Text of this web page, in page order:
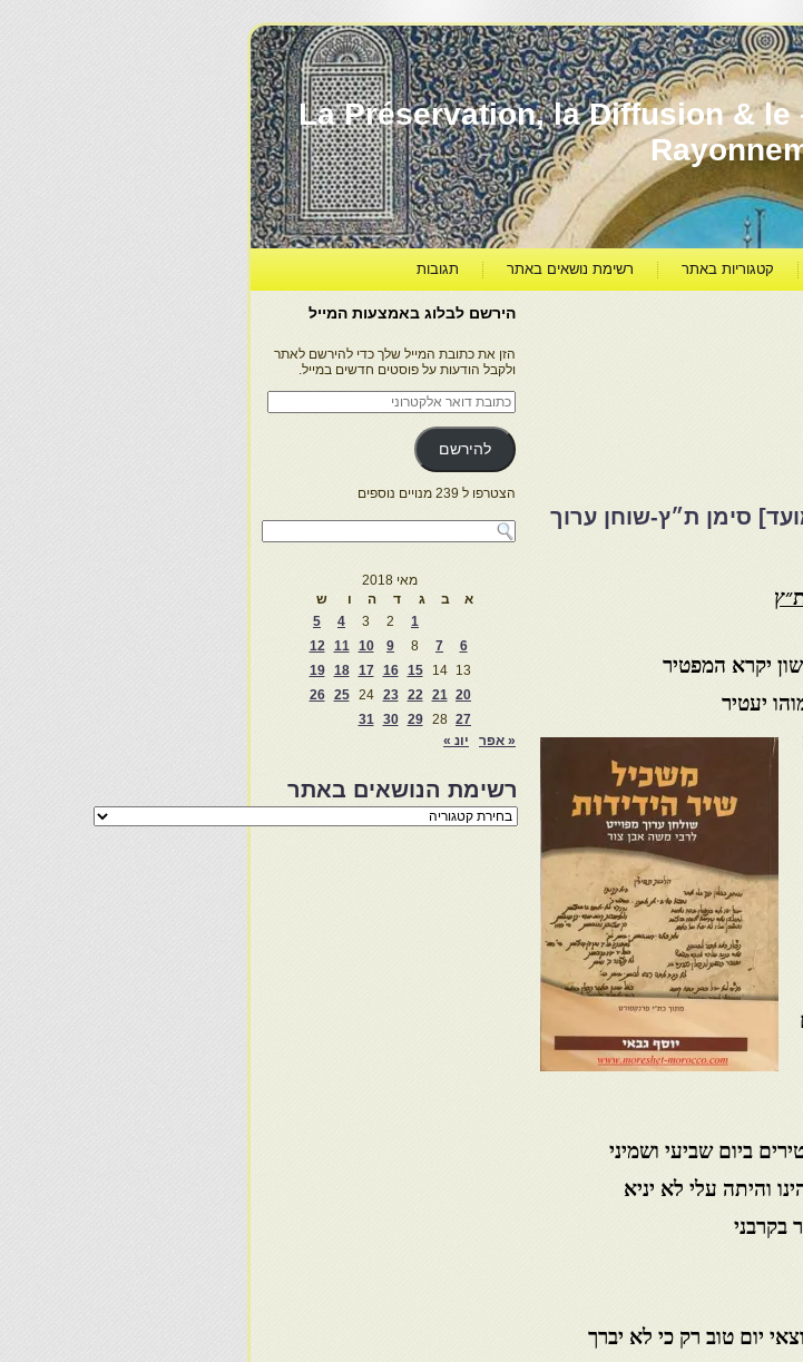
יהדות מרוקו עברה ותרבותה – La Préservation, la Diffusion & le
קטגוריות באתר רשימת נושאים באתר תגובות
סימן ת״ץ-שוחן ערוך
יקרא המפטיר
יעטיר
ביום שביעי ושמיני
טוב רק כי לא יברך
הירשם לבלוג באמצעות המייל
הזן את כתובת המייל שלך כדי להירשם לאתר
ולקבל הודעות על פוסטים חדשים במייל.
כתובת
דואר
אלקטרוני
להירשם
הצטרפו ל 239 מנויים נוספים
מאי 2018
א
ב ג ד ה ו
ש
1
2
3
4
5
6
7
8
9
10
11
12
13
14
15
16
17
18
19
20
21
22
23
24
25
26
27
28
29
30
31
« אפר
יונ »
רשימת הנושאים באתר
רשימת
הנושאים